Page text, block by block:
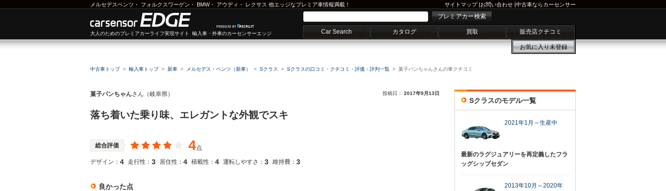
メルセデスベンツ ・ フォルクスワーゲン ・ BMW・ アウディ ・ レクサス 他エッジなプレミア車情報満載！ サイトマップ|お問い合わせ |中古車ならカーセンサー
大人のためのプレミアカーライフ実現サイト 輸入車・外車のカーセンサーエッジ
プレミアカー検索
Car Search カタログ 買取 販売店クチコミ
お気に入り未登録
中古車トップ 輸入車トップ 新車 メルセデス・ベンツ（新車） Sクラス Sクラスの口コミ・クチコミ・評価・評判一覧 菓子パンちゃんさんの車クチコミ
菓子パンちゃんさん（岐阜県） 投稿日： 2017年9月13日
落ち着いた乗り味、エレガントな外観でスキ
総合評価 4点
デザイン： 4 走行性： 3 居住性： 4 積載性： 4 運転しやすさ： 3 維持費： 3
良かった点
Sクラスのモデル一覧
2021年1月～生産中
最新のラグジュアリーを再定義したフラ
ッグシップセダン
2013年10月～2020年